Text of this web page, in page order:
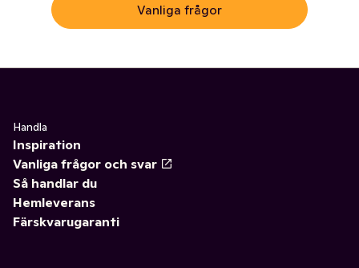
Vanliga frågor
Handla
Inspiration
Vanliga frågor och svar
Så handlar du
Hemleverans
Färskvarugaranti